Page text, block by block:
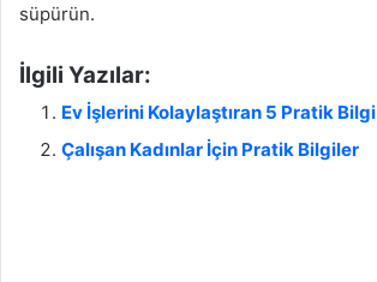
süpürün.
İlgili Yazılar:
Ev İşlerini Kolaylaştıran 5 Pratik Bilgi
Çalışan Kadınlar İçin Pratik Bilgiler